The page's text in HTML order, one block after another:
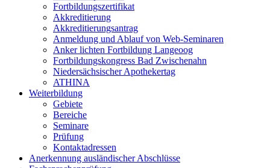
Fortbildungszertifikat
Akkreditierung
Akkreditierungsantrag
Anmeldung und Ablauf von Web-Seminaren
Anker lichten Fortbildung Langeoog
Fortbildungskongress Bad Zwischenahn
Niedersächsischer Apothekertag
ATHINA
Weiterbildung
Gebiete
Bereiche
Seminare
Prüfung
Kontaktadressen
Anerkennung ausländischer Abschlüsse